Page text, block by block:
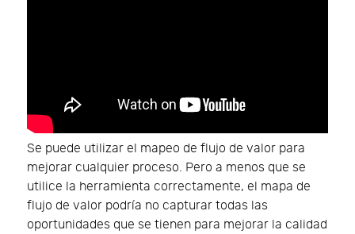
Se puede utilizar el mapeo de flujo de valor para
mejorar cualquier proceso. Pero a menos que se
utilice la herramienta correctamente, el mapa de
flujo de valor podría no capturar todas las
oportunidades que se tienen para mejorar la calidad